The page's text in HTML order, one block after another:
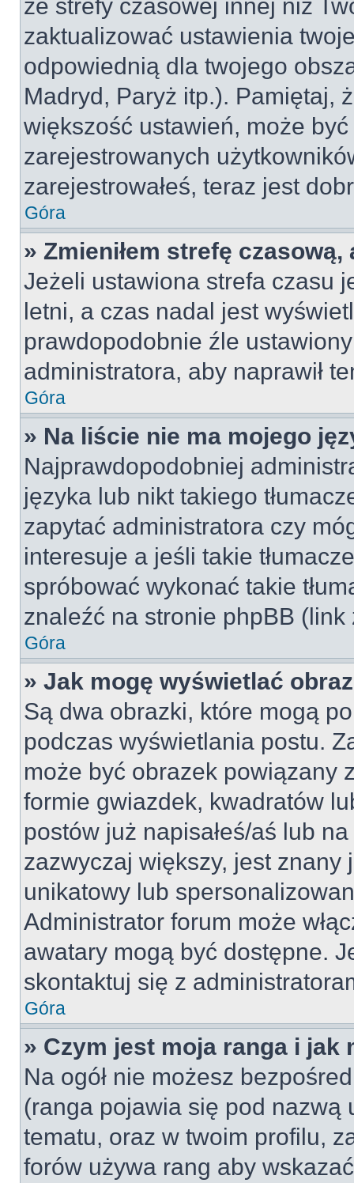
ze strefy czasowej innej niż
zaktualizować ustawienia
odpowiednią dla twojego
Madryd, Paryż itp.). Pamiętaj,
większość ustawień, może
zarejestrowanych
zarejestrowałeś, teraz jest
Góra
» Zmieniłem strefę
Jeżeli ustawiona strefa czasu
letni, a czas nadal jest
prawdopodobnie źle
administratora, aby naprawił
Góra
» Na liście nie ma mojego
Najprawdopodobniej
języka lub nikt takiego
zapytać administratora czy
interesuje a jeśli takie
spróbować wykonać takie
znaleźć na stronie phpBB
Góra
» Jak mogę wyświetlać
Są dwa obrazki, które mogą
podczas wyświetlania postu.
może być obrazek powiązany
formie gwiazdek, kwadratów
postów już napisałeś/aś lub
zazwyczaj większy, jest
unikatowy lub
Administrator forum może
awatary mogą być dostępne.
skontaktuj się z
Góra
» Czym jest moja ranga i jak
Na ogół nie możesz
(ranga pojawia się pod
tematu, oraz w twoim profilu,
forów używa rang aby